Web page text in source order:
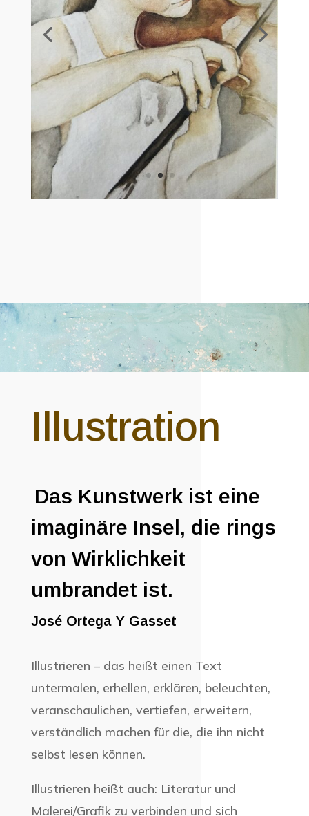
Illustration
Das Kunstwerk ist eine
imaginäre Insel, die rings
von Wirklichkeit
umbrandet ist.
José Ortega Y Gasset
Illustrieren – das heißt einen Text
untermalen, erhellen, erklären, beleuchten,
veranschaulichen, vertiefen, erweitern,
verständlich machen für die, die ihn nicht
selbst lesen können.
Illustrieren heißt auch: Literatur und
Malerei/Grafik zu verbinden und sich